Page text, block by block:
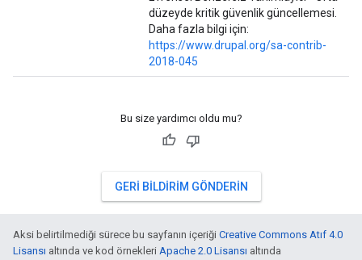
düzeyde kritik güvenlik güncellemesi.
Daha fazla bilgi için:
https://www.drupal.org/sa-contrib-
2018-045
Bu size yardımcı oldu mu?
GERI BILDIRIM GÖNDERIN
Aksi belirtilmediği sürece bu sayfanın içeriği Creative Commons Atıf 4.0
Lisansı altında ve kod örnekleri Apache 2.0 Lisansı altında